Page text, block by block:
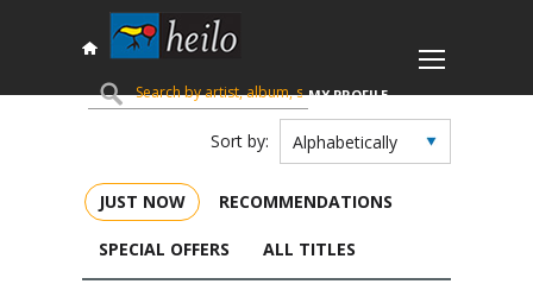
MY PROFILE
Sort by:
JUST NOW RECOMMENDATIONS
SPECIAL OFFERS ALL TITLES